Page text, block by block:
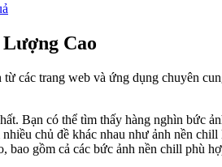
Cao
các trang web và ứng dụng chuyên
Bạn có thể tìm thấy hàng nghìn bức
chủ đề khác nhau như ảnh nền chill
gồm cả các bức ảnh nền chill phù